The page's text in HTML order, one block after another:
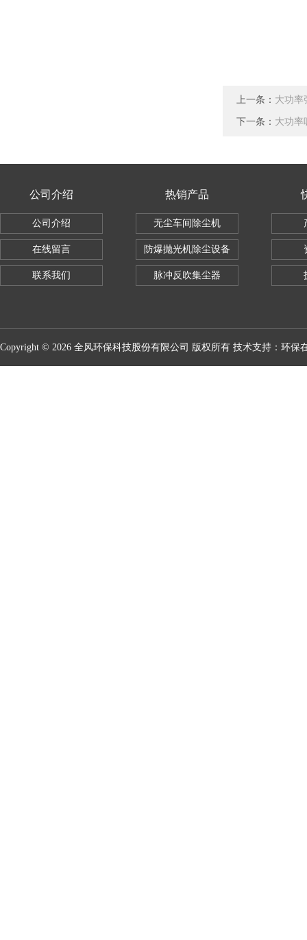
上一条： 大功率
下一条： 大功率
公司介绍
公司介绍
在线留言
联系我们
热销产品
无尘车间除尘机
防爆抛光机除尘设备
脉冲反吹集尘器
Copyright © 2026 全风环保科技股份有限公司 版权所有 技术支持： 环保